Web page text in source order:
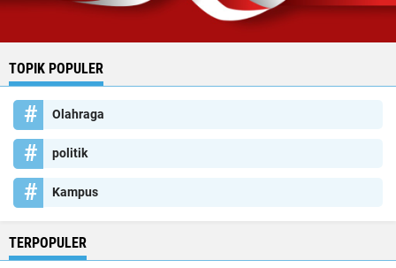
TOPIK POPULER
Olahraga
politik
Kampus
TERPOPULER